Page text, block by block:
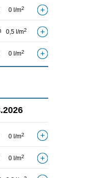
0 l/m2
0,5 l/m2
0 l/m2
0 l/m2
0 l/m2